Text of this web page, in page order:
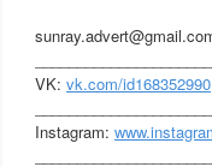
VK: vk.com/id168352990
Instagram: